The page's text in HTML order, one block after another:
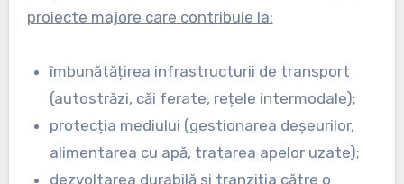
proiecte majore care contribuie la:
îmbunătățirea infrastructurii de transport
(autostrăzi, căi ferate, rețele intermodale);
protecția mediului (gestionarea deșeurilor,
alimentarea cu apă, tratarea apelor uzate);
dezvoltarea durabilă și tranziția către o